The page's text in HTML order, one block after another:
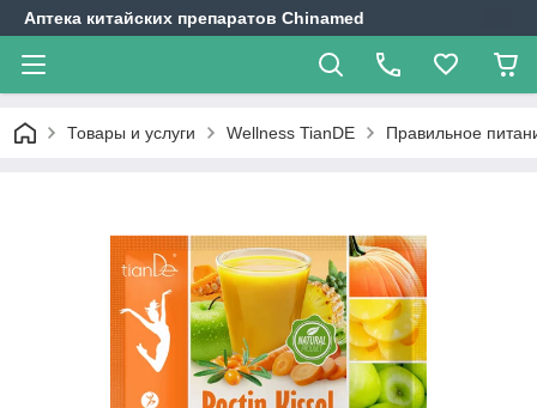
Аптека китайских препаратов Chinamed
Товары и услуги Wellness TianDE Правильное